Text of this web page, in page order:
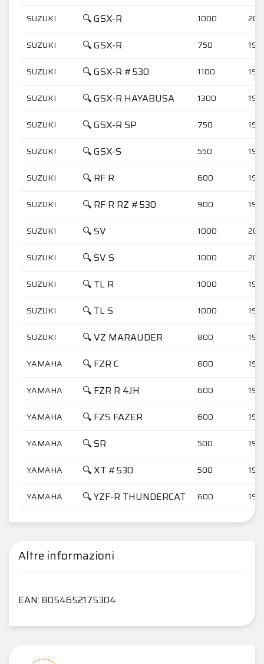
SUZUKI 🔍 GSX-R 1000
SUZUKI 🔍 GSX-R 750
SUZUKI 🔍 GSX-R #530 1100
SUZUKI 🔍 GSX-R HAYABUSA 1300
SUZUKI 🔍 GSX-R SP 750
SUZUKI 🔍 GSX-S 550
SUZUKI 🔍 RF R 600
SUZUKI 🔍 RF R RZ #530 900
SUZUKI 🔍 SV 1000
SUZUKI 🔍 SV S 1000
SUZUKI 🔍 TL R 1000
SUZUKI 🔍 TL S 1000
SUZUKI 🔍 VZ MARAUDER 800
YAMAHA 🔍 FZR C 600
YAMAHA 🔍 FZR R 4JH 600
YAMAHA 🔍 FZS FAZER 600
YAMAHA 🔍 SR 500
YAMAHA 🔍 XT #530 500
YAMAHA 🔍 YZF-R THUNDERCAT 600
Altre informazioni
EAN: 8054652175304